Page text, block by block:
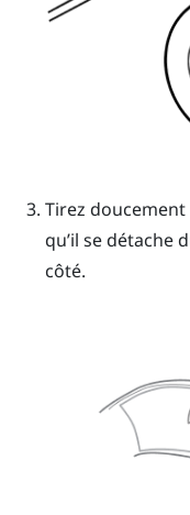
Tirez doucement
qu’il se détache
côté.